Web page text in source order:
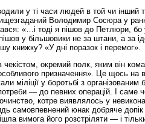
у ті часи людей в той чи інший
Володимир Сосюра у
«…і тоді я пішов до Петлюри,
у більшовики не за штани, а за
книжку? «У дні поразок і перемог».
чекістом, окремий полк, яким він
призначення». Це щось на
міліції у боротьбі з
— до певних операцій. І саме
котре виявлялось у
самовпевнений юнак добряче допік
вимога його розстріляти — і